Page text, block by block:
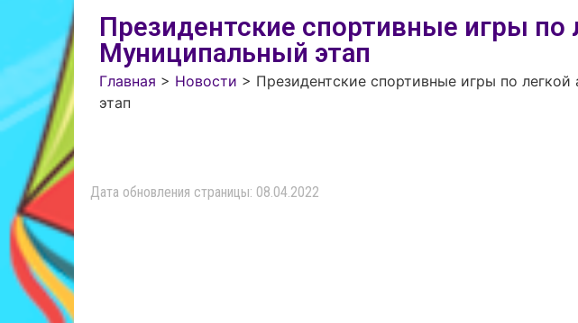
Президентские спортивные игры по
Муниципальный этап
Главная > Новости > Президентские спортивные игры по
этап
Дата обновления страницы: 08.04.2022